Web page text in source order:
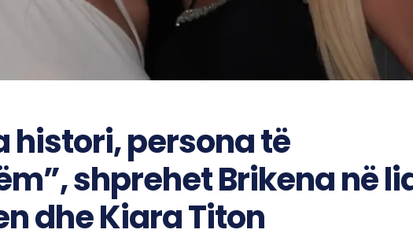
histori, persona të
shprehet Brikena në
dhe Kiara Titon